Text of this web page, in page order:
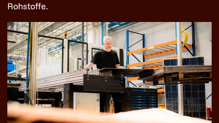
Rohstoffe.